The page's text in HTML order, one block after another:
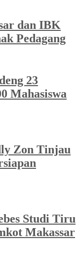
dan IBK
Pedagang
23
Mahasiswa
Zon Tinjau
Studi Tiru
Makassar